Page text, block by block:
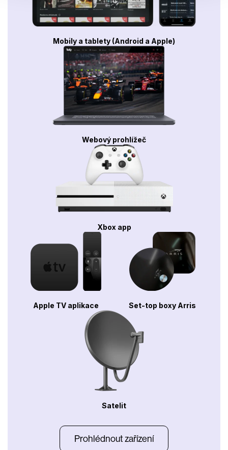
Mobily a tablety (Android a Apple)
Webový prohlížeč
Xbox app
Apple TV aplikace Set-top boxy Arris
Satelit
Prohlédnout zařízení